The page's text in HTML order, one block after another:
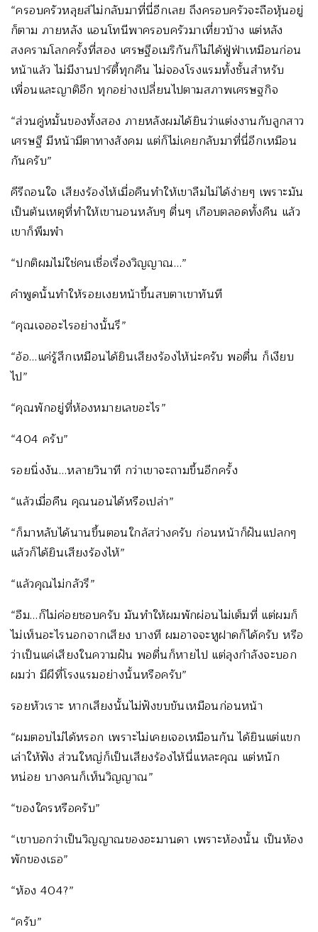
“ครอบครัวหลุยส์ไม่กลับมาที่นี่อีกเลย ถึงครอบครัวจะถือหุ้นอยู่
ก็ตาม ภายหลัง แอนโทนีพาครอบครัวมาเที่ยวบ้าง แต่หลัง
สงครามโลกครั้งที่สอง เศรษฐีอเมริกันก็ไม่ได้ฟู่ฟ่าเหมือนก่อน
หน้าแล้ว ไม่มีงานปาร์ตี้ทุกคืน ไม่จองโรงแรมทั้งชั้นสำหรับ
เพื่อนและญาติอีก ทุกอย่างเปลี่ยนไปตามสภาพเศรษฐกิจ
“ส่วนคู่หมั้นของทั้งสอง ภายหลังผมได้ยินว่าแต่งงานกับลูกสาว
เศรษฐี มีหน้ามีตาทางสังคม แต่ก็ไม่เคยกลับมาที่นี่อีกเหมือน
กันครับ”
คีรีถอนใจ เสียงร้องไห้เมื่อคืนทำให้เขาลืมไม่ได้ง่ายๆ เพราะมัน
เป็นต้นเหตุที่ทำให้เขานอนหลับๆ ตื่นๆ เกือบตลอดทั้งคืน แล้ว
เขาก็พึมพำ
“ปกติผมไม่ใช่คนเชื่อเรื่องวิญญาณ…”
คำพูดนั้นทำให้รอยเงยหน้าขึ้นสบตาเขาทันที
“คุณเจออะไรอย่างนั้นรึ”
“อ้อ…แค่รู้สึกเหมือนได้ยินเสียงร้องไห้น่ะครับ พอตื่น ก็เงียบ
ไป”
“คุณพักอยู่ที่ห้องหมายเลขอะไร”
“404 ครับ”
รอยนิ่งงัน…หลายวินาที กว่าเขาจะถามขึ้นอีกครั้ง
“แล้วเมื่อคืน คุณนอนได้หรือเปล่า”
“ก็มาหลับได้นานขึ้นตอนใกล้สว่างครับ ก่อนหน้าก็ฝันแปลกๆ
แล้วก็ได้ยินเสียงร้องไห้”
“แล้วคุณไม่กลัวรึ”
“อืม…ก็ไม่ค่อยชอบครับ มันทำให้ผมพักผ่อนไม่เต็มที่ แต่ผมก็
ไม่เห็นอะไรนอกจากเสียง บางที ผมอาจจะหูฝาดก็ได้ครับ หรือ
ว่าเป็นแค่เสียงในความฝัน พอตื่นก็หายไป แต่ลุงกำลังจะบอก
ผมว่า มีผีที่โรงแรมอย่างนั้นหรือครับ”
รอยหัวเราะ หากเสียงนั้นไม่ฟังขบขันเหมือนก่อนหน้า
“ผมตอบไม่ได้หรอก เพราะไม่เคยเจอเหมือนกัน ได้ยินแต่แขก
เล่าให้ฟัง ส่วนใหญ่ก็เป็นเสียงร้องไห้นี่แหละคุณ แต่หนัก
หน่อย บางคนก็เห็นวิญญาณ”
“ของใครหรือครับ”
“เขาบอกว่าเป็นวิญญาณของอะมานดา เพราะห้องนั้น เป็นห้อง
พักของเธอ”
“ห้อง 404?”
“ครับ”